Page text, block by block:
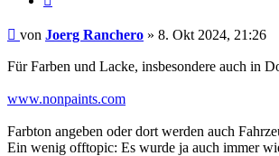
Beitrag
von Joerg Ranchero » 8. Okt 2024, 21:26
Für Farben und Lacke, insbesondere auch in
www.nonpaints.com
Farbton angeben oder dort werden auch
Ein wenig offtopic: Es wurde ja auch immer